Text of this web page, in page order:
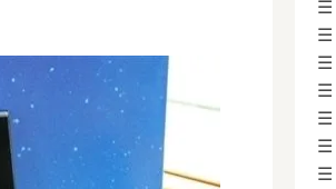
☰
☰
☰
☰
☰
☰
☰